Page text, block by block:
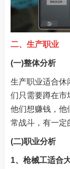
二、生产职业
(一)整体分析
生产职业适合休
们只需要蹲在市
他们想赚钱，他
常战斗，有一定
(二)职业分析
1、枪械工适合